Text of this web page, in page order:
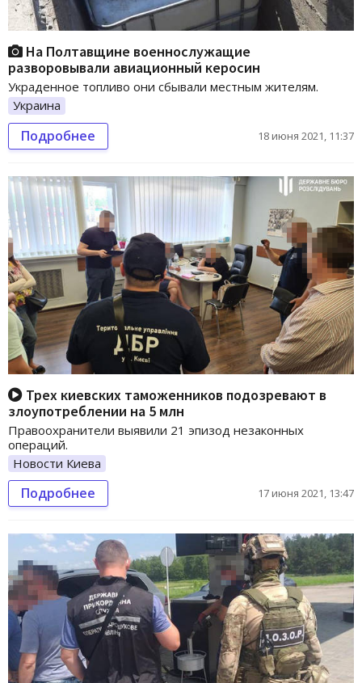
На Полтавщине военнослужащие
разворовывали авиационный керосин
Украденное топливо они сбывали местным жителям.
Украина
Подробнее 18 июня 2021, 11:37
Трех киевских таможенников подозревают в
злоупотреблении на 5 млн
Правоохранители выявили 21 эпизод незаконных
операций.
Новости Киева
Подробнее 17 июня 2021, 13:47